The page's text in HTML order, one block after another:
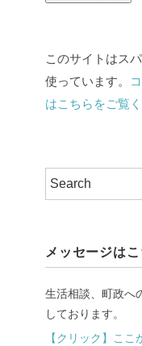
このサイトはス
使っています。
はこちらをご覧
メッセージは
生活相談、町政へ
しております。
【クリック】こ